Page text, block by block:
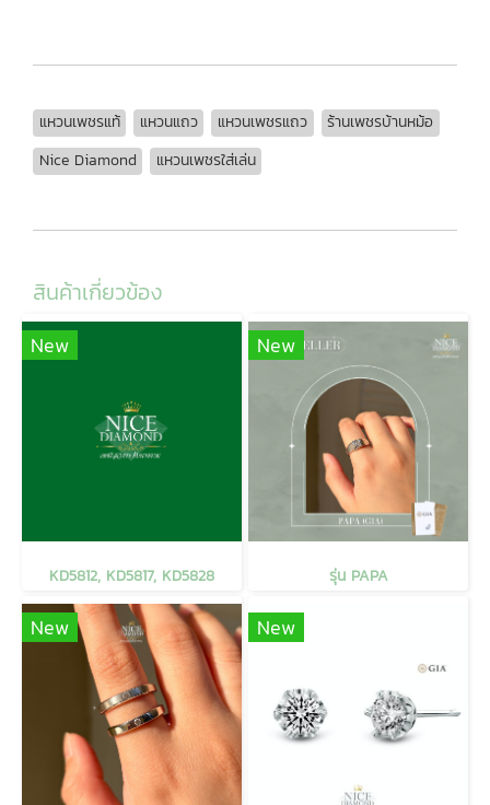
แหวนเพชรแท้ แหวนแถว แหวนเพชรแถว
ร้านเพชรบ้านหม้อ
Nice Diamond
แหวนเพชรใส่เล่น
สินค้าเกี่ยวข้อง
New
KD5812, KD5817, KD5828
New
รุ่น PAPA
New New